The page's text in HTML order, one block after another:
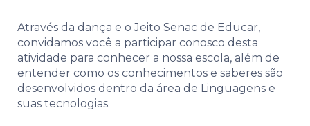
Através da dança e o Jeito Senac de Educar,
convidamos você a participar conosco desta
atividade para conhecer a nossa escola, além de
entender como os conhecimentos e saberes são
desenvolvidos dentro da área de Linguagens e
suas tecnologias.